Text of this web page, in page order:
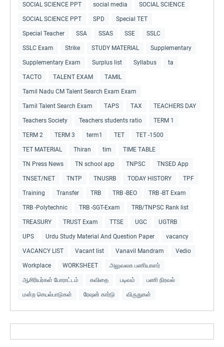
SOCIAL SCIENCE PPT social media SOCIAL SCIENCE
SOCIAL SCIENCE PPT SPD Special TET
Special Teacher SSA SSAS SSE SSLC
SSLC Exam Strike STUDY MATERIAL Supplementary
Supplementary Exam Surplus list Syllabus ta
TACTO TALENT EXAM TAMIL
Tamil Nadu CM Talent Search Exam Exam
Tamil Talent Search Exam TAPS TAX TEACHERS DAY
Teachers Society Teachers students ratio TERM 1
TERM 2 TERM 3 term1 TET TET -1500
TET MATERIAL Thiran tim TIME TABLE
TN Press News TN school app TNPSC TNSED App
TNSET/NET TNTP TNUSRB TODAY HISTORY TPF
Training Transfer TRB TRB -BEO TRB -BT Exam
TRB -Polytechnic TRB -SGT-Exam TRB/TNPSC Rank list
TREASURY TRUST Exam TTSE UGC UGTRB
UPS Urdu Study Material And Question Paper vacancy
VACANCY LIST Vacant list Vanavil Mandram Vedio
Workplace WORKSHEET அலுவலக பணியாளர்
ஆசிரியர்கள் போராட்டம் கவிதை படிவம் பணி நிரவல்
மன்ற செயல்பாடுகள் ரேஷன் கார்டு விருதுகள்